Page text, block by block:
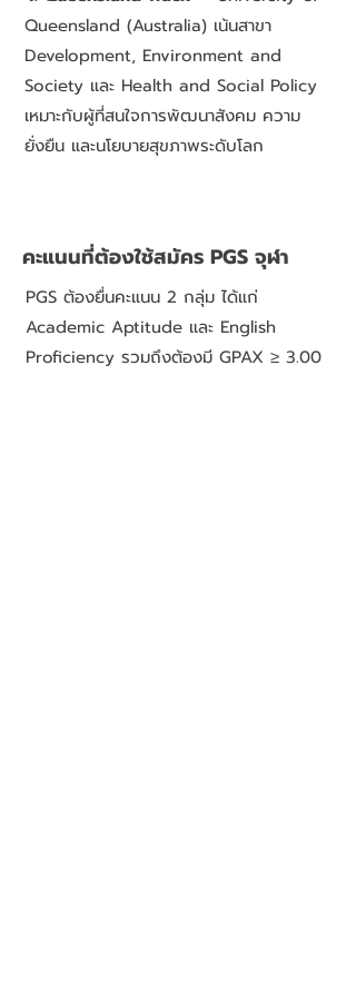
Queensland (Australia) เน้นสาขา
Development, Environment and
Society และ Health and Social Policy
เหมาะกับผู้ที่สนใจการพัฒนาสังคม ความ
ยั่งยืน และนโยบายสุขภาพระดับโลก
คะแนนที่ต้องใช้สมัคร PGS จุฬา
PGS ต้องยื่นคะแนน 2 กลุ่ม ได้แก่
Academic Aptitude และ English
Proficiency รวมถึงต้องมี GPAX ≥ 3.00